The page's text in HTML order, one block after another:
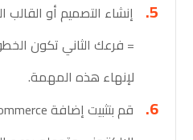
إنشاء التصميم أو القالب
= فرعك الثاني تكون
لإنهاء هذه المهمة.